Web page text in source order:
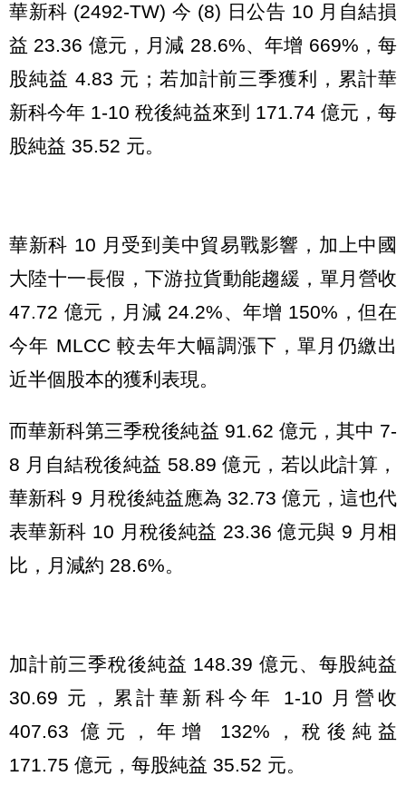
華新科 (2492-TW) 今 (8) 日公告 10 月自結損
益 23.36 億元，月減 28.6%、年增 669%，每
股純益 4.83 元；若加計前三季獲利，累計華
新科今年 1-10 稅後純益來到 171.74 億元，每
股純益 35.52 元。
華新科 10 月受到美中貿易戰影響，加上中國
大陸十一長假，下游拉貨動能趨緩，單月營收
47.72 億元，月減 24.2%、年增 150%，但在
今年 MLCC 較去年大幅調漲下，單月仍繳出
近半個股本的獲利表現。
而華新科第三季稅後純益 91.62 億元，其中 7-
8 月自結稅後純益 58.89 億元，若以此計算，
華新科 9 月稅後純益應為 32.73 億元，這也代
表華新科 10 月稅後純益 23.36 億元與 9 月相
比，月減約 28.6%。
加計前三季稅後純益 148.39 億元、每股純益
30.69 元，累計華新科今年 1-10 月營收
407.63 億元，年增 132%，稅後純益
171.75 億元，每股純益 35.52 元。